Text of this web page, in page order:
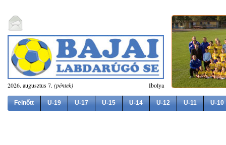
2026. augusztus 7. (péntek) Ibolya
Felnőtt U-19 U-17 U-15 U-14 U-12 U-11 U-10